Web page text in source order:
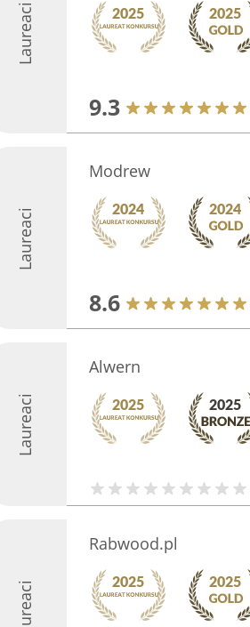
Laureaci
9.3
Laureaci
Modrew
8.6
Laureaci
Alwern
Laureaci
Rabwood.pl